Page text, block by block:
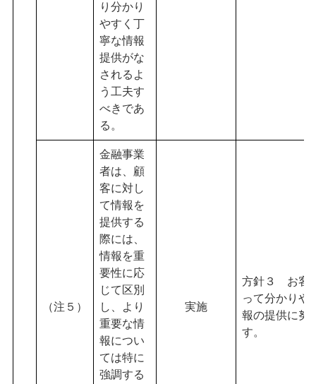
り分かり
やすく丁
寧な情報
提供がな
されるよ
う工夫す
べきであ
る。
（注５）
金融事業
者は、顧
客に対し
て情報を
提供する
際には、
情報を重
要性に応
じて区別
し、より
重要な情
報につい
ては特に
強調する
実施
方針３ お客
って分かりや
報の提供に努
す。